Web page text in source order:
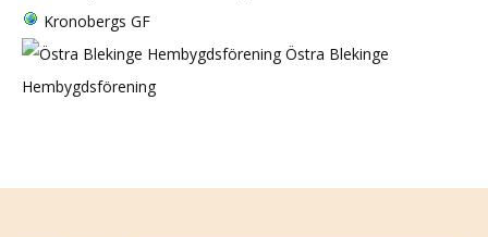
Kronobergs GF
Östra Blekinge
Hembygdsförening